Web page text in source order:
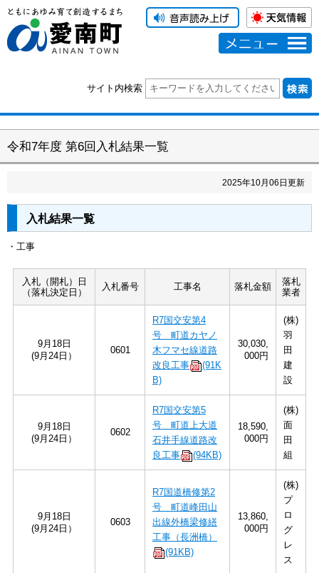
メニュー
サイト内検索
令和7年度 第6回入札結果一覧
2025年10月 06 日更新
入札結果一覧
・工事
入札（開札）日
（落札決定日）
入札番号 工事名 落札金額
落札
業者
9月18日
(9月24日）
0601
R7国交安第4
号 町道カヤノ
木フマセ線道路
改良工事
(91K
B)
30,030,
000円
(株)
羽
田
建
設
9月18日
(9月24日）
0602
R7国交安第5
号 町道上大道
石井手線道路改
良工事
(94KB)
18,590,
000円
(株)
面
田
組
9月18日
(9月24日）
0603
R7国道橋修第2
号 町道峰田山
出線外橋梁修繕
工事（長洲橋）
(91KB)
13,860,
000円
(株)
プ
ロ
グ
レ
ス